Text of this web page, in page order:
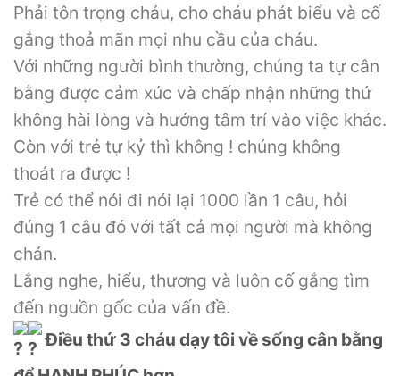
Phải tôn trọng cháu, cho cháu phát biểu và cố
gắng thoả mãn mọi nhu cầu của cháu.
Với những người bình thường, chúng ta tự cân
bằng được cảm xúc và chấp nhận những thứ
không hài lòng và hướng tâm trí vào việc khác.
Còn với trẻ tự kỷ thì không ! chúng không
thoát ra được !
Trẻ có thể nói đi nói lại 1000 lần 1 câu, hỏi
đúng 1 câu đó với tất cả mọi người mà không
chán.
Lắng nghe, hiểu, thương và luôn cố gắng tìm
đến nguồn gốc của vấn đề.
Điều thứ 3 cháu dạy tôi về sống cân bằng